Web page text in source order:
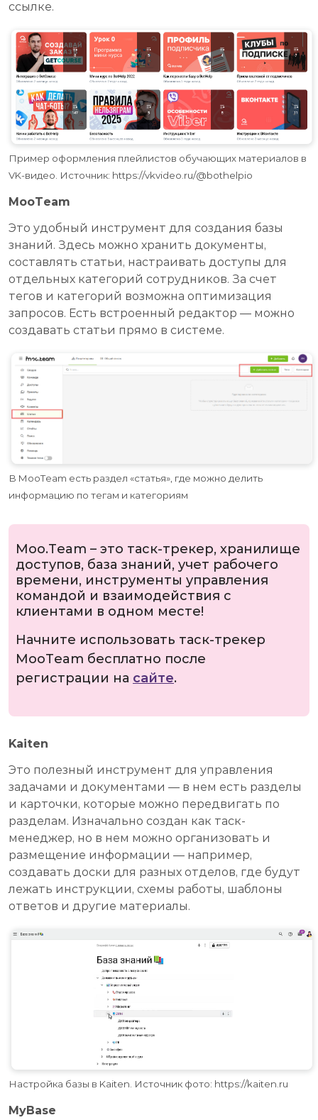
ссылке.
Пример оформления плейлистов обучающих материалов в
VK-видео. Источник: https://vkvideo.ru/@bothelpio
MooTeam
Это удобный инструмент для создания базы
знаний. Здесь можно хранить документы,
составлять статьи, настраивать доступы для
отдельных категорий сотрудников. За счет
тегов и категорий возможна оптимизация
запросов. Есть встроенный редактор — можно
создавать статьи прямо в системе.
В MooTeam есть раздел «статья», где можно делить
информацию по тегам и категориям
Moo.Team – это таск-трекер, хранилище
доступов, база знаний, учет рабочего
времени, инструменты управления
командой и взаимодействия с
клиентами в одном месте!
Начните использовать таск-трекер
MooTeam бесплатно после
регистрации на сайте.
Kaiten
Это полезный инструмент для управления
задачами и документами — в нем есть разделы
и карточки, которые можно передвигать по
разделам. Изначально создан как таск-
менеджер, но в нем можно организовать и
размещение информации — например,
создавать доски для разных отделов, где будут
лежать инструкции, схемы работы, шаблоны
ответов и другие материалы.
Настройка базы в Kaiten. Источник фото: https://kaiten.ru
MyBase